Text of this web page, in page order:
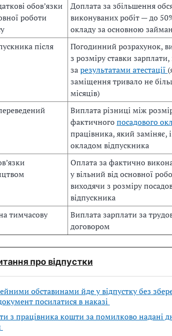
обов’язки
роботи
Доплата за збільшення
виконуваних робіт — до
окладу за основною
після
Погодинний розрахунок,
з розміру ставки зарплати,
зарезультатами атестації
заміщення тривало не
місяців)
Виплата різниці між
фактичногопосадового
працівника, який заміняє,
окладом відпускника
Оплата за фактично
у вільний від основної
виходячи з розміру
відпускника
тимчасову
Виплата зарплати за
договором
про відпустки
обставинами йде у відпустку без
посилатися в наказі
з працівника кошти за помилково надані